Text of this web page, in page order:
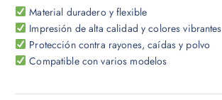
Material duradero y flexible
Impresión de alta calidad y colores vibrantes
Protección contra rayones, caídas y polvo
Compatible con varios modelos